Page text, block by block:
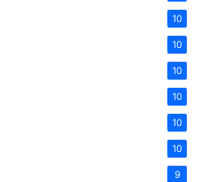
10
10
10
10
10
10
9